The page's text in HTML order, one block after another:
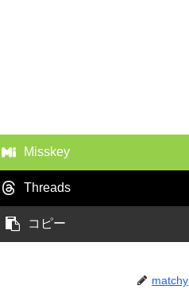
Misskey
Threads
コピー
matchy